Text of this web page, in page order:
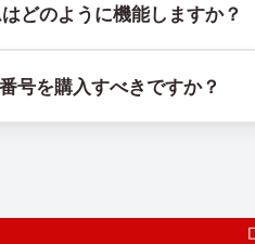
どのように機能しますか？
アを使用しています。
号を購入すべきですか？